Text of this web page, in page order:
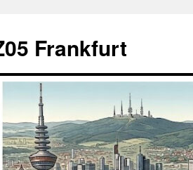
Frankfurt